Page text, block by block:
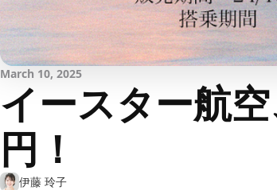
March 10, 2025
イースター航
円！
伊藤 玲子